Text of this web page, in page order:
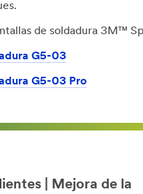
de soldadura 3M™
G5-03
G5-03 Pro
| Mejora de la